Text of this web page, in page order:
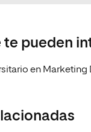
te pueden
en Marketing